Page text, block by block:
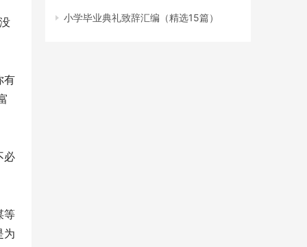
有
必
等
为
小学毕业典礼致辞汇编（精选15篇）